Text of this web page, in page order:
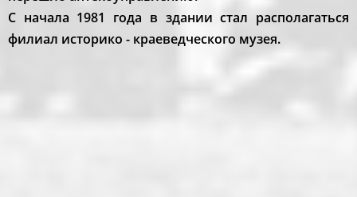
С начала 1981 года в здании стал располагаться
филиал историко - краеведческого музея.